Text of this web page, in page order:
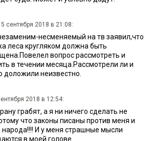
5 сентября 2018 в 21:08:
несменяемый на тв заявил,что
леса кругляком должна быть
вопрос рассмотреть и
в течении месяца.Рассмотрели ли и
доложили неизвестно.
2018 в 12:54:
грабят, а я ни ничего сделать не
что законы писаны против меня и
народа!!!! И у меня страшные мысли
в моей голове....